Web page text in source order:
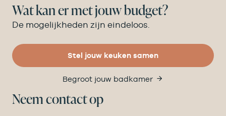
Wat kan er met jouw budget?
De mogelijkheden zijn eindeloos.
Stel jouw keuken samen
Begroot jouw badkamer
Neem contact op